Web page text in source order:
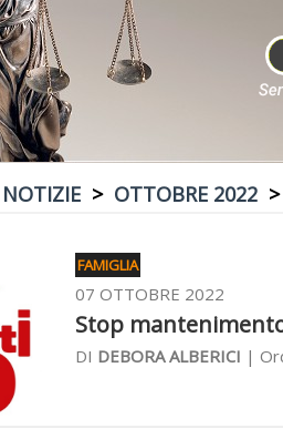
> OTTOBRE 2022
FAMIGLIA
07 OTTOBRE 2022
Stop
DI DEBORA ALBERICI |